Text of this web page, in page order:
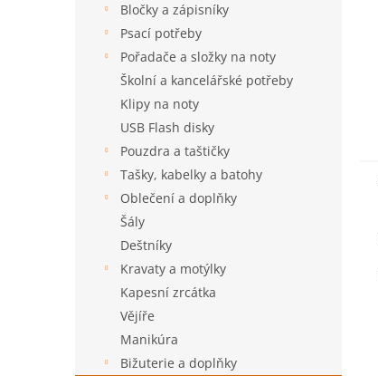
Bločky a zápisníky
Psací potřeby
Pořadače a složky na noty
Školní a kancelářské potřeby
Klipy na noty
USB Flash disky
Pouzdra a taštičky
Tašky, kabelky a batohy
Oblečení a doplňky
Šály
Deštníky
Kravaty a motýlky
Kapesní zrcátka
Vějíře
Manikúra
Bižuterie a doplňky